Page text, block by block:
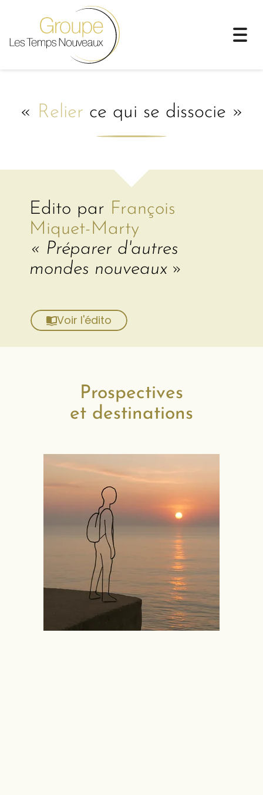
« Relier ce qui se dissocie »
Edito par François
Miquet-Marty
« Préparer d'autres
mondes nouveaux »
Voir l'édito
Prospectives
et destinations